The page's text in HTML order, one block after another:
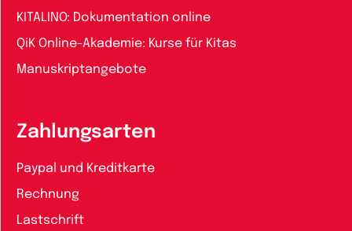
KITALINO: Dokumentation online
QiK Online-Akademie: Kurse für Kitas
Manuskriptangebote
Zahlungsarten
Paypal und Kreditkarte
Rechnung
Lastschrift